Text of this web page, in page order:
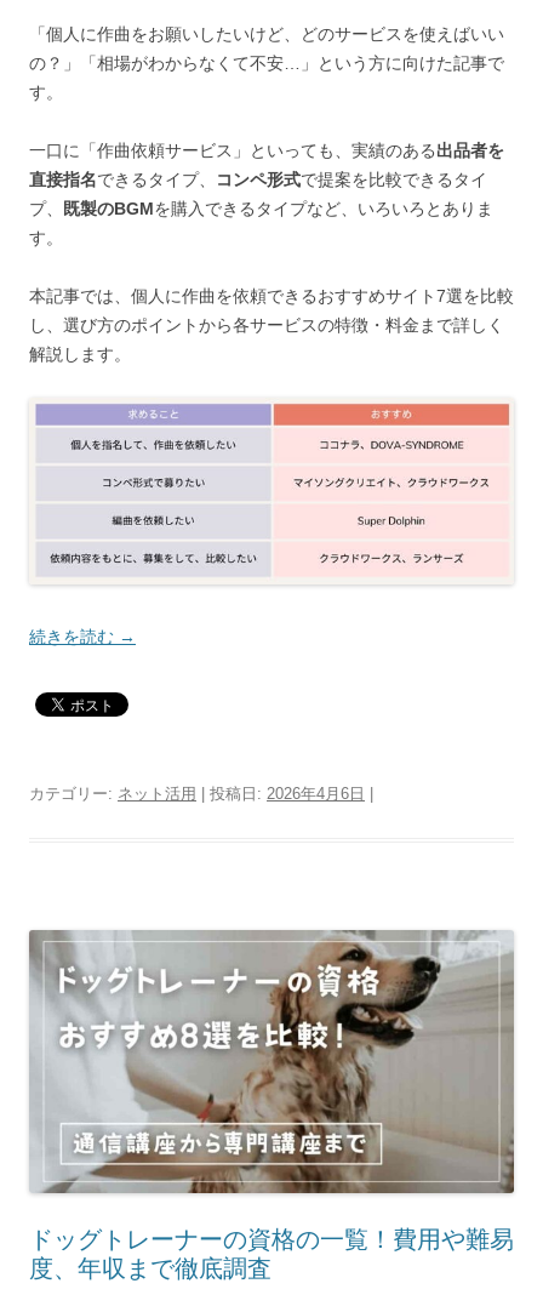
「個人に作曲をお願いしたいけど、どのサービスを使えばいい
の？」「相場がわからなくて不安…」という方に向けた記事で
す。
一口に「作曲依頼サービス」といっても、実績のある出品者を
直接指名できるタイプ、 コンペ形式で提案を比較できるタイ
プ、
既製のBGMを購入できるタイプなど、いろいろとありま
す。
本記事では、個人に作曲を依頼できるおすすめサイト7選を比較
し、選び方のポイントから各サービスの特徴・料金まで詳しく
解説します。
続きを読む →
カテゴリー: ネット活用 | 投稿日: 2026年4月6日
ドッグトレーナーの資格の一覧！費用や難易
度、年収まで徹底調査